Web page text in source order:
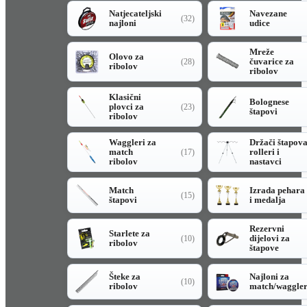
Natjecateljski
najloni
(32)
Navezane
udice
Olovo za
ribolov
(28)
Mreže
čuvarice za
ribolov
Klasični
plovci za
ribolov
(23)
Bolognese
štapovi
Waggleri za
match
ribolov
(17)
Držači štapova
rolleri i
nastavci
Match
štapovi
(15)
Izrada pehara
i medalja
Starlete za
ribolov
(10)
Rezervni
dijelovi za
štapove
Šteke za
ribolov
(10)
Najloni za
match/waggler